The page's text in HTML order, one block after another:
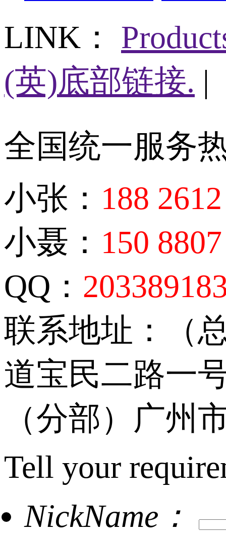
LINK：
(英)底部链接. |
全国统一服务
小张： 188
小聂： 150
QQ：
联系地址：（
道宝民二路一
（分部）广州
Tell your
NickName：